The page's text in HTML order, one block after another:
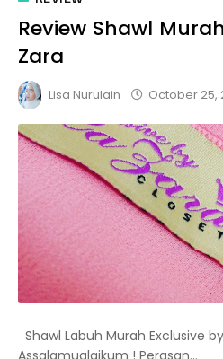
Review Shawl
Zara
Lisa Nurulain October 25,
Shawl Labuh Murah Exclusive
Assalamualaikum ! Perasan...